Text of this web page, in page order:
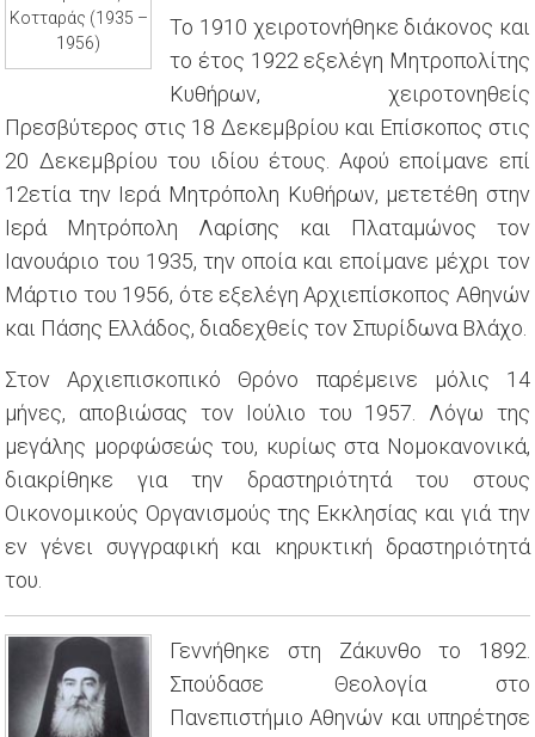
Κοτταράς (1935 –
1956)
Το 1910 χειροτονήθηκε διάκονος και
το έτος 1922 εξελέγη Μητροπολίτης
Κυθήρων, χειροτονηθείς
Πρεσβύτερος στις 18 Δεκεμβρίου και Επίσκοπος στις
20 Δεκεμβρίου του ιδίου έτους. Αφού εποίμανε επί
12ετία την Ιερά Μητρόπολη Κυθήρων, μετετέθη στην
Ιερά Μητρόπολη Λαρίσης και Πλαταμώνος τον
Ιανουάριο του 1935, την οποία και εποίμανε μέχρι τον
Μάρτιο του 1956, ότε εξελέγη Αρχιεπίσκοπος Αθηνών
και Πάσης Ελλάδος, διαδεχθείς τον Σπυρίδωνα Βλάχο.
Στον Αρχιεπισκοπικό Θρόνο παρέμεινε μόλις 14
μήνες, αποβιώσας τον Ιούλιο του 1957. Λόγω της
μεγάλης μορφώσεώς του, κυρίως στα Νομοκανονικά,
διακρίθηκε για την δραστηριότητά του στους
Οικονομικούς Οργανισμούς της Εκκλησίας και γιά την
εν γένει συγγραφική και κηρυκτική δραστηριότητά
του.
Γεννήθηκε στη Ζάκυνθο το 1892.
Σπούδασε Θεολογία στο
Πανεπιστήμιο Αθηνών και υπηρέτησε